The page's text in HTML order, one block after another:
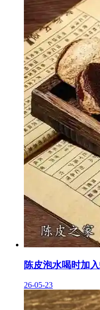
陈皮泡水喝时加
26-05-23